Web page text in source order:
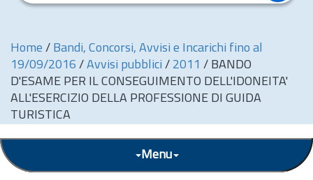
Home / Bandi, Concorsi, Avvisi e Incarichi fino al
19/09/2016 / Avvisi pubblici / 2011 / BANDO
D'ESAME PER IL CONSEGUIMENTO DELL'IDONEITA'
ALL'ESERCIZIO DELLA PROFESSIONE DI GUIDA
TURISTICA
Menu